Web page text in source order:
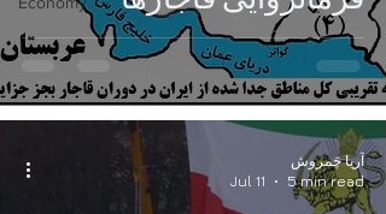
آریا چَمروش
Jul 11
5 min read